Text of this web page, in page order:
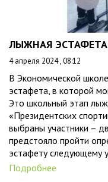
ЛЫЖНАЯ ЭСТАФЕТА
4 апреля 2024 , 08:12
В Экономической
эстафета, в которой
Это школьный этап
«Президентских
выбраны участники –
предстояло пройти
эстафету следующему
Подробнее